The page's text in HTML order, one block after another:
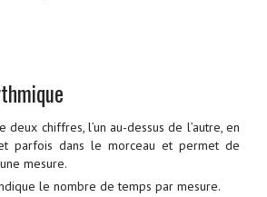
chiffres, l’un au-dessus de l’autre, en
parfois dans le morceau et permet de
mesure.
le nombre de temps par mesure.